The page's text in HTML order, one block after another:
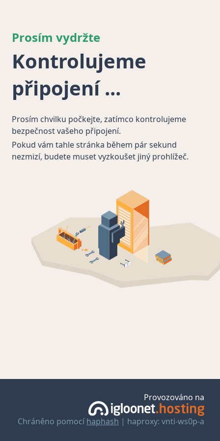
Prosím vydržte
Kontrolujeme
připojení
Prosím chvilku počkejte, zatímco kontrolujeme
bezpečnost vašeho připojení.
Pokud vám tahle stránka během pár sekund
nezmizí, budete muset vyzkoušet jiný prohlížeč.
Provozováno na
Chráněno pomocí haphash | haproxy: vnti-ws0p-a